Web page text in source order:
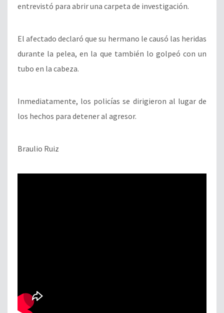
entrevistó para abrir una carpeta de investigación.
El afectado declaró que su hermano le causó las heridas
durante la pelea, en la que también lo golpeó con un
tubo en la cabeza.
Inmediatamente, los policías se dirigieron al lugar de
los hechos para detener al agresor.
Braulio Ruiz